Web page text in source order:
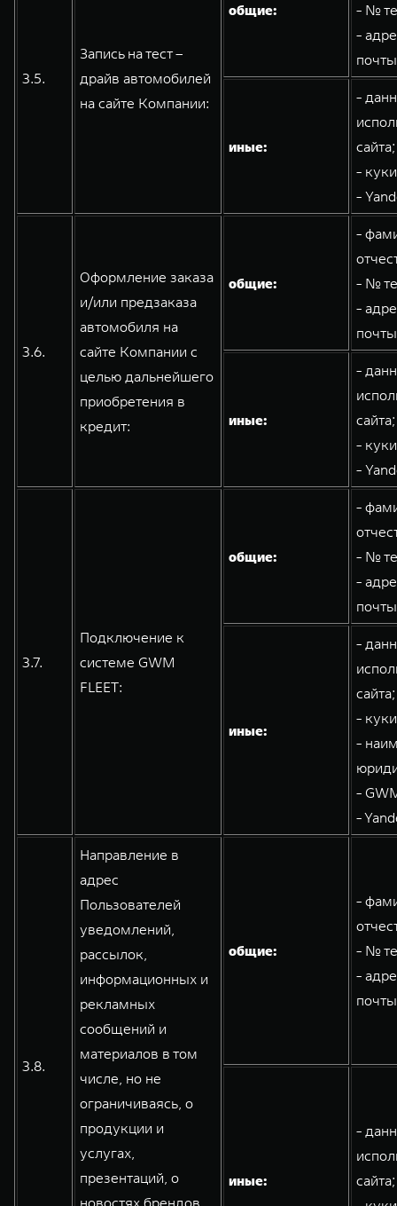
3.5.
Запись на тест –
драйв автомобилей
на сайте Компании:
общие:
- №
-
иные:
-
сайта;
-
-
3.6.
Оформление заказа
и/или предзаказа
автомобиля на
сайте Компании с
целью дальнейшего
приобретения в
кредит:
общие:
-
- №
-
иные:
-
сайта;
-
-
3.7.
Подключение к
системе GWM
FLEET:
общие:
-
- №
-
иные:
-
сайта;
-
-
-
-
3.8.
Направление в
адрес
Пользователей
уведомлений,
рассылок,
информационных и
рекламных
сообщений и
материалов в том
числе, но не
ограничиваясь, о
продукции и
услугах,
презентаций, о
новостях брендов
общие:
-
- №
-
иные:
-
сайта;